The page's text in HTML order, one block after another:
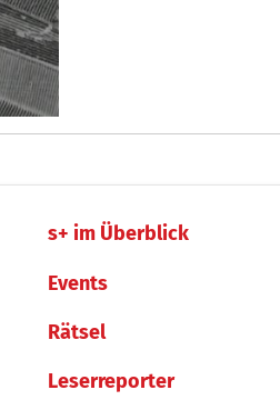
s+ im Überblick
Events
Rätsel
Leserreporter